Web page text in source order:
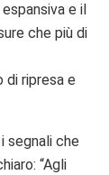
e il
che più di
di ripresa e
segnali che
“Agli